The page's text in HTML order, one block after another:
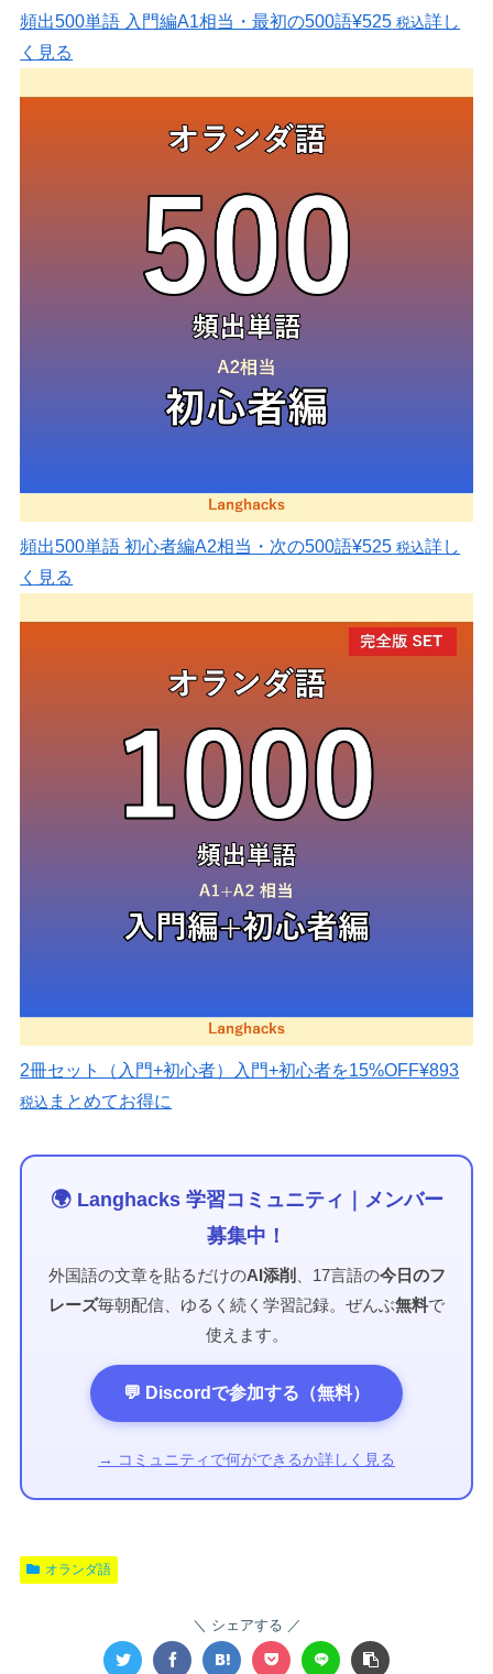
頻出500単語 入門編A1相当・最初の500語¥525 税込詳し
く見る
頻出500単語 初心者編A2相当・次の500語¥525 税込詳し
く見る
2冊セット（入門+初心者） 入門+初心者を15%OFF¥893
税込 まとめてお得に
🌍 Langhacks 学習コミュニティ｜メンバー
募集中！
外国語の文章を貼るだけのAI添削 、17言語の今日のフ
レーズ毎朝配信、ゆるく続く学習記録。ぜんぶ無料で
使えます。
💬 Discordで参加する（無料）
→ コミュニティで何ができるか詳しく見る
オランダ語
シェアする